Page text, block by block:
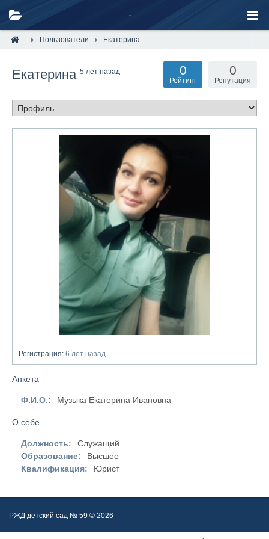
Пользователи Екатерина
Екатерина 5 лет назад 0
Репутация
0
Рейтинг
Регистрация: 6 лет назад
Анкета
Ф.И.О.: Музыка Екатерина Ивановна
О себе
Должность:
Служащий
Образование:
Высшее
Квалификация:
Юрист
РЖД детский сад № 59 © 2026